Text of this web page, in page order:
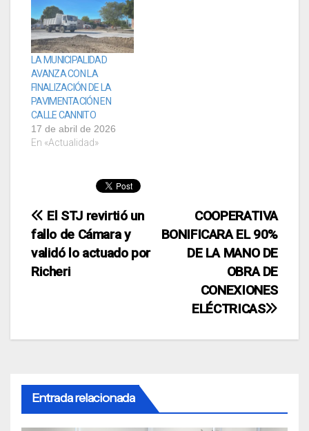
LA MUNICIPALIDAD
AVANZA CON LA
FINALIZACIÓN DE LA
PAVIMENTACIÓN EN
CALLE CANNITO
17 de abril de 2026
En «Actualidad»
Navegación
de
entradas
COOPERATIVA
BONIFICARA EL 90%
DE LA MANO DE
OBRA DE
CONEXIONES
ELÉCTRICAS
El STJ revirtió un
fallo de Cámara y
validó lo actuado por
Richeri
Entrada relacionada